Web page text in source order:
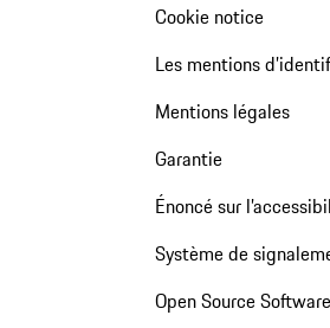
Cookie notice
Les mentions
Mentions légales
Garantie
Énoncé sur
Système de
Open Source